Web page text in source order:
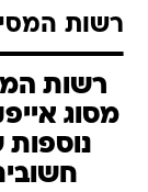
רשות
רשות
מסוג
נוספות